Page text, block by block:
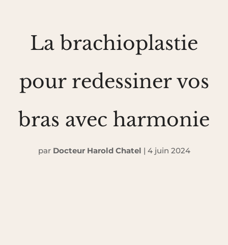
La brachioplastie
pour redessiner vos
bras avec harmonie
par Docteur Harold Chatel | 4 juin 2024